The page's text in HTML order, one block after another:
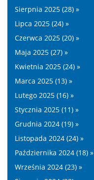
Sierpnia 2025 (28) »
Lipca 2025 (24) »
Czerwca 2025 (20) »
Maja 2025 (27) »
Kwietnia 2025 (24) »
Marca 2025 (13) »
Lutego 2025 (16) »
Stycznia 2025 (11) »
Grudnia 2024 (19) »
Listopada 2024 (24) »
Października 2024 (18) »
Września 2024 (23) »